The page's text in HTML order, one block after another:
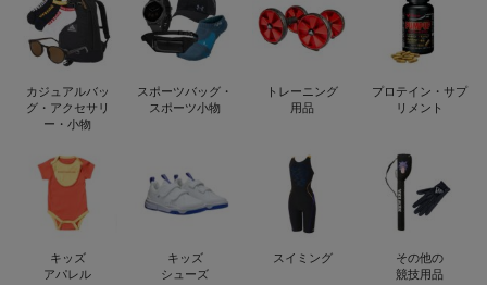
カジュアルバッ
グ・アクセサリ
ー・小物
スポーツバッグ・
スポーツ小物
トレーニング
用品
プロテイン・サプ
リメント
キッズ
アパレル
キッズ
シューズ
スイミング
その他の
競技用品